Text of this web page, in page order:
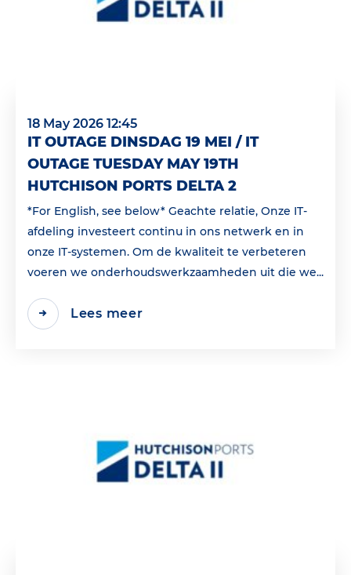
18 May 2026 12:45
IT OUTAGE DINSDAG 19 MEI / IT
OUTAGE TUESDAY MAY 19TH
HUTCHISON PORTS DELTA 2
*For English, see below* Geachte relatie, Onze IT-
afdeling investeert continu in ons netwerk en in
onze IT-systemen. Om de kwaliteit te verbeteren
voeren we onderhoudswerkzaamheden uit die we...
Lees meer